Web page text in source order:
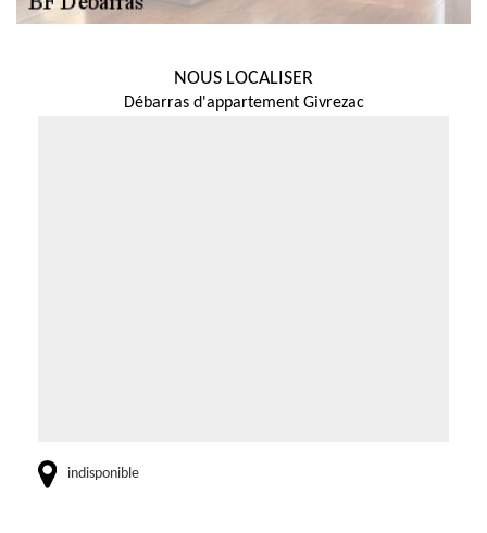
NOUS LOCALISER
Débarras d'appartement Givrezac
indisponible